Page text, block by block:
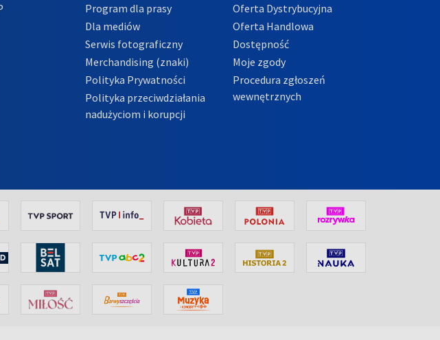
Program dla prasy
Dla mediów
Serwis fotograficzny
Merchandising (znaki)
Polityka Prywatności
Polityka przeciwdziałania
nadużyciom i korupcji
Oferta Dystrybucyjna
Oferta Handlowa
Dostępność
Moje zgody
Procedura zgłoszeń
wewnętrznych